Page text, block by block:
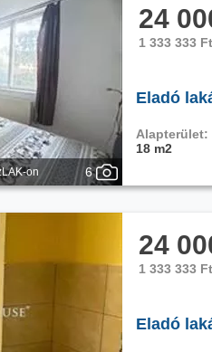
on 6
24
1 333 333
Eladó
Alapterület:
18 m2
24
1 333 333
Eladó